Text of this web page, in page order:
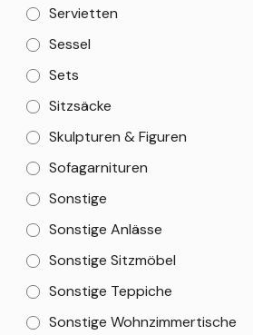
Servietten
Sessel
Sets
Sitzsäcke
Skulpturen & Figuren
Sofagarnituren
Sonstige
Sonstige Anlässe
Sonstige Sitzmöbel
Sonstige Teppiche
Sonstige Wohnzimmertische